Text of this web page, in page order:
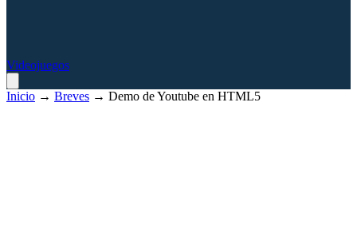
Videojuegos
Inicio → Breves → Demo de Youtube en HTML5